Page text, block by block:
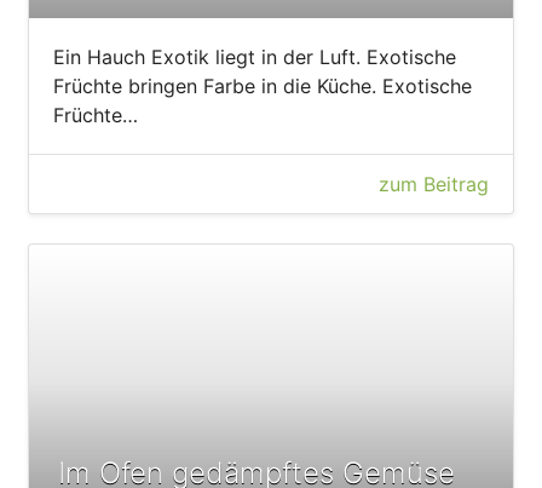
Ein Hauch Exotik liegt in der Luft. Exotische
Früchte bringen Farbe in die Küche. Exotische
Früchte…
zum Beitrag
Im Ofen gedämpftes Gemüse